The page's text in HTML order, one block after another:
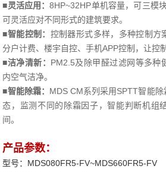
■灵活应用：8HP~32HP单机容量，可三模
可灵活应对不同形式的建筑要求。
■智能控制： 控制器形式多样，多种控制方
分户计费、楼宇自控、手机APP控制，让控
■洁净清新： PM2.5及除甲醛过滤网等多种
内空气洁净。
■智能除霜： MDS CM系列采用SPTT智能
态，监测不同的除霜因子，智能判断机组
间。
产品参数：
型号：MDS080FR5-FV~MDS660FR5-FV